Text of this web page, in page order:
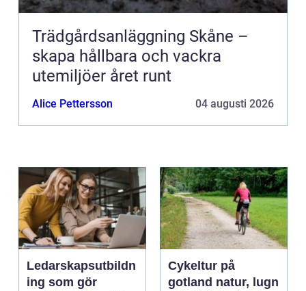
Trädgårdsanläggning Skåne –
skapa hållbara och vackra
utemiljöer året runt
Alice Pettersson 04 augusti 2026
Ledarskapsutbildn
ing som gör
Cykeltur på
gotland natur, lugn